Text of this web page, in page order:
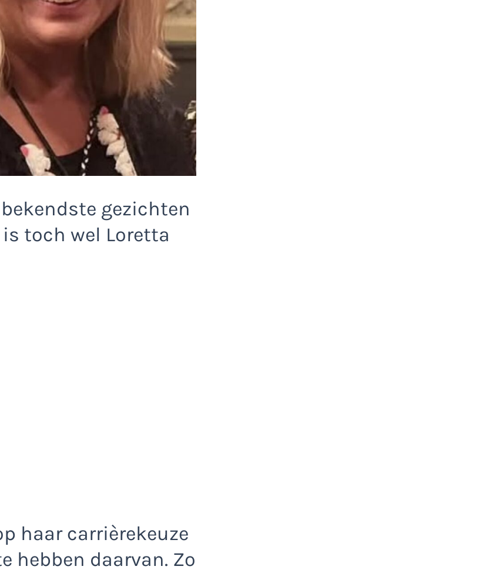
gezichten
toch wel Loretta
haar carrièrekeuze
hebben daarvan. Zo